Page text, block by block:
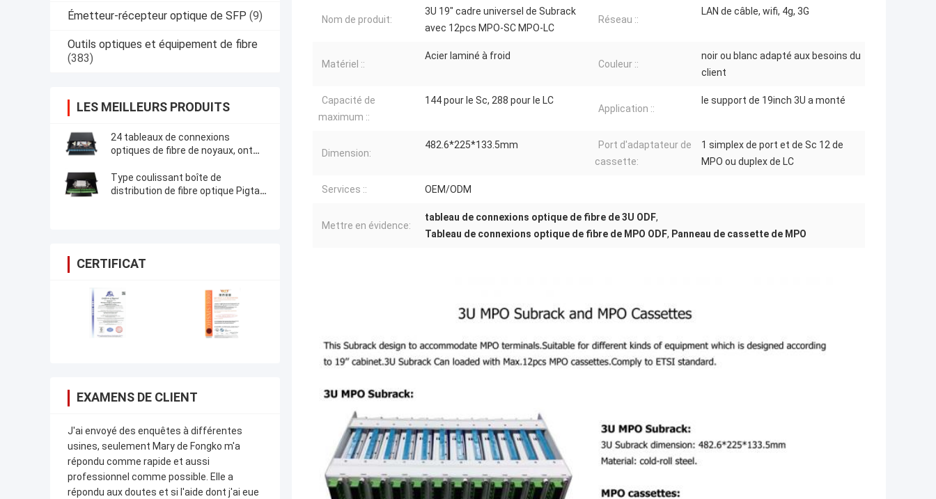
Émetteur-récepteur optique de SFP (9)
Outils optiques et équipement de fibre
(383)
LES MEILLEURS PRODUITS
24 tableaux de connexions
optiques de fibre de noyaux, ont
connexions en acier de SPCC LC
Type coulissant boîte de
distribution de fibre optique Pigtail
CERTIFICAT
EXAMENS DE CLIENT
J'ai envoyé des enquêtes à différentes
usines, seulement Mary de Fongko m'a
répondu comme rapide et aussi
professionnel comme possible. Elle a
répondu aux doutes et si l'aide dont j'ai eue
Nom de produit:
3U 19" cadre universel de Subrack
avec 12pcs MPO-SC MPO-LC
Réseau ::
LAN de câble, wifi, 4g, 3G
Matériel ::
Acier laminé à froid
Couleur ::
noir ou blanc adapté aux besoins du
client
Capacité de
maximum ::
144 pour le Sc, 288 pour le LC
Application ::
le support de 19inch 3U a monté
Dimension:
482.6*225*133.5mm
Port d'adaptateur de
cassette:
1 simplex de port et de Sc 12 de
MPO ou duplex de LC
Services :: OEM/ODM
Mettre en évidence:
tableau de connexions optique de fibre de 3U ODF,
Tableau de connexions optique de fibre de MPO ODF, Panneau de cassette de MPO